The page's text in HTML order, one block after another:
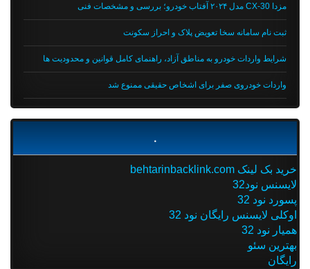
مزدا CX-30 مدل ۲۰۲۴ آفتاب خودرو؛ بررسی و مشخصات فنی
ثبت نام سامانه سخا تعویض پلاک و احراز سکونت
شرایط واردات خودرو به مناطق آزاد، راهنمای کامل قوانین و محدودیت ها
واردات خودروی صفر برای اشخاص حقیقی ممنوع شد
خرید بک لینک behtarinbacklink.com
لایسنس نود32
پسورد نود 32
اوکلی لایسنس رایگان نود 32
همیار نود 32
بهترین سئو
رایگان